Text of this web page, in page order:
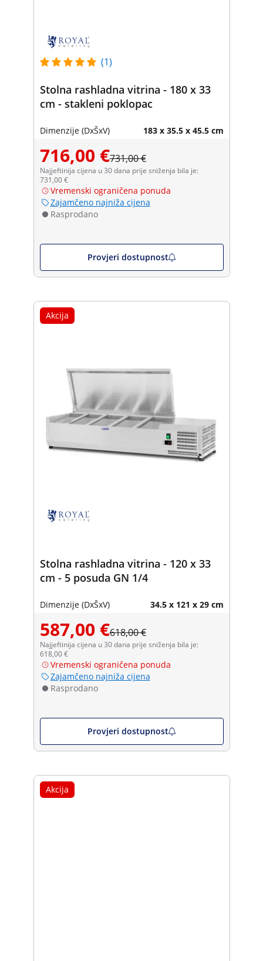
(1)
Stolna rashladna vitrina - 180 x 33
cm - stakleni poklopac
Dimenzije (DxŠxV) 183 x 35.5 x 45.5 cm
716,00 €731,00 €
Najjeftinija cijena u 30 dana prije sniženja bila je:
731,00 €
Vremenski ograničena ponuda
Zajamčeno najniža cijena
Rasprodano
Provjeri dostupnost
Akcija
Stolna rashladna vitrina - 120 x 33
cm - 5 posuda GN 1/4
Dimenzije (DxŠxV) 34.5 x 121 x 29 cm
587,00 €618,00 €
Najjeftinija cijena u 30 dana prije sniženja bila je:
618,00 €
Vremenski ograničena ponuda
Zajamčeno najniža cijena
Rasprodano
Provjeri dostupnost
Akcija